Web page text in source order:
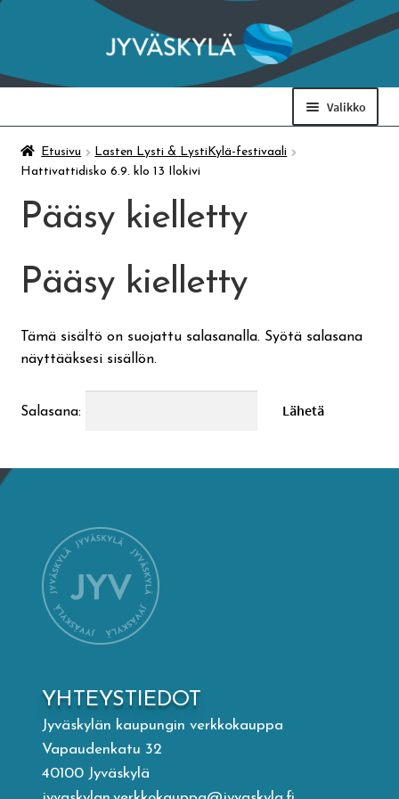
Siirry
navigointiin
Siirry
sisältöön
Valikko
Taidemuseo & Ratamo
Suomen käsityön museo
Ateria- ja välipalamaksut
Kirjasto
Visit Jyvaskyla Region
Valon Kaupunki
Lasten Lysti & LystiKylä-festivaali
Ohje
Etusivu
Lasten Lysti & LystiKylä-festivaali
Hattivattidisko 6.9. klo 13 Ilokivi
Pääsy kielletty
Pääsy kielletty
Tämä sisältö on suojattu salasanalla. Syötä salasana
näyttääksesi sisällön.
Salasana:
YHTEYSTIEDOT
Jyväskylän kaupungin verkkokauppa
Vapaudenkatu 32
40100 Jyväskylä